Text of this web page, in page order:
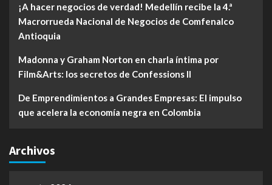
¡A hacer negocios de verdad! Medellín recibe la 4.ª
Macrorrueda Nacional de Negocios de Comfenalco
Antioquia
Madonna y Graham Norton en charla íntima por
Film&Arts: los secretos de Confessions II
De Emprendimientos a Grandes Empresas: El impulso
que acelera la economía negra en Colombia
Archivos